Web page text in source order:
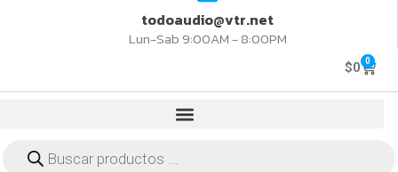
todoaudio@vtr.net
Lun-Sab 9:00AM - 8:00PM
$0 0